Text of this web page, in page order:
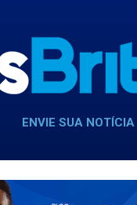
ENVIE SUA NOTÍCIA